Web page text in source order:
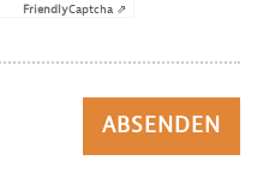
FriendlyCaptcha ⇗
ABSENDEN